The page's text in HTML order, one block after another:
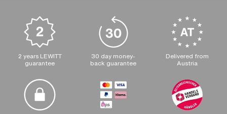
2 years LEWITT
guarantee
30 day money-
back guarantee
Delivered from
Austria